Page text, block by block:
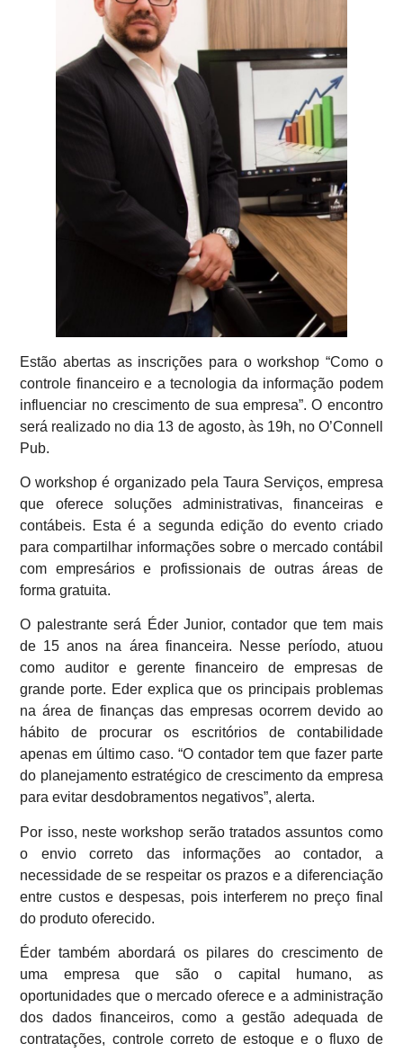
Estão abertas as inscrições para o workshop “Como o
controle financeiro e a tecnologia da informação podem
influenciar no crescimento de sua empresa”. O encontro
será realizado no dia 13 de agosto, às 19h, no O’Connell
Pub.
O workshop é organizado pela Taura Serviços, empresa
que oferece soluções administrativas, financeiras e
contábeis. Esta é a segunda edição do evento criado
para compartilhar informações sobre o mercado contábil
com empresários e profissionais de outras áreas de
forma gratuita.
O palestrante será Éder Junior, contador que tem mais
de 15 anos na área financeira. Nesse período, atuou
como auditor e gerente financeiro de empresas de
grande porte. Eder explica que os principais problemas
na área de finanças das empresas ocorrem devido ao
hábito de procurar os escritórios de contabilidade
apenas em último caso. “O contador tem que fazer parte
do planejamento estratégico de crescimento da empresa
para evitar desdobramentos negativos”, alerta.
Por isso, neste workshop serão tratados assuntos como
o envio correto das informações ao contador, a
necessidade de se respeitar os prazos e a diferenciação
entre custos e despesas, pois interferem no preço final
do produto oferecido.
Éder também abordará os pilares do crescimento de
uma empresa que são o capital humano, as
oportunidades que o mercado oferece e a administração
dos dados financeiros, como a gestão adequada de
contratações, controle correto de estoque e o fluxo de